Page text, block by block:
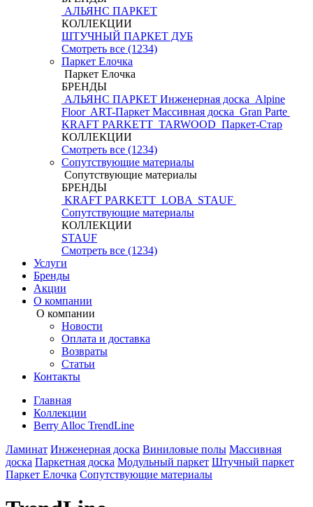
АЛЬЯНС ПАРКЕТ
КОЛЛЕКЦИИ
ШТУЧНЫЙ ПАРКЕТ ДУБ
Смотреть все (1234)
Паркет Елочка
Паркет Елочка
БРЕНДЫ
АЛЬЯНС ПАРКЕТ Инженерная доска Alpine
Floor ART-Паркет Массивная доска Gran Parte
KRAFT PARKETT TARWOOD Паркет-Стар
КОЛЛЕКЦИИ
Смотреть все (1234)
Сопутствующие материалы
Сопутствующие материалы
БРЕНДЫ
KRAFT PARKETT LOBA STAUF
Сопутствующие материалы
КОЛЛЕКЦИИ
STAUF
Смотреть все (1234)
Услуги
Бренды
Акции
О компании
О компании
Новости
Оплата и доставка
Возвраты
Статьи
Контакты
Главная
Коллекции
Berry Alloc TrendLine
Ламинат Инженерная доска Виниловые полы Массивная
доска Паркетная доска Модульный паркет Штучный паркет
Паркет Елочка Сопутствующие материалы